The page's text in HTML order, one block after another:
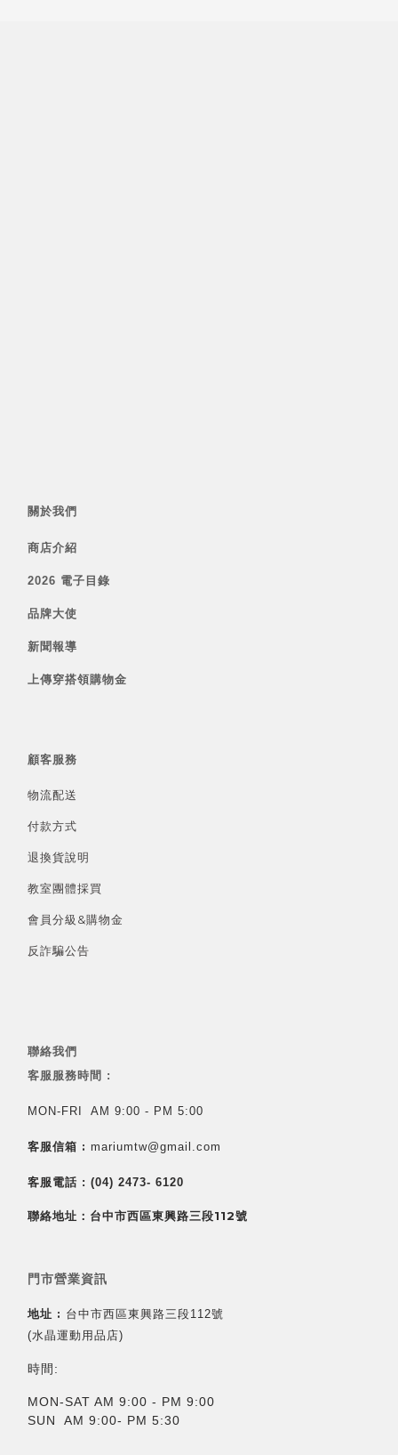
關於我們
商店介紹
2026 電子目錄
品牌大使
新聞報導
上傳穿搭領購物金
顧客服務
物流配送
付款方式
退換貨說明
教室團體採買
會員分級&購物金
反詐騙公告
聯絡我們
客服服務時間 :
MON-FRI AM 9:00 - PM 5:00
客服信箱 : mariumtw@gmail.com
客服電話 : (04) 2473- 6120
聯絡地址：台中市西區東興路三段112號
門市營業資訊
地址 : 台中市西區東興路三段112號
(水晶運動用品店)
時間:
MON-SAT AM 9:00 - PM 9:00
SUN AM 9:00- PM 5:30